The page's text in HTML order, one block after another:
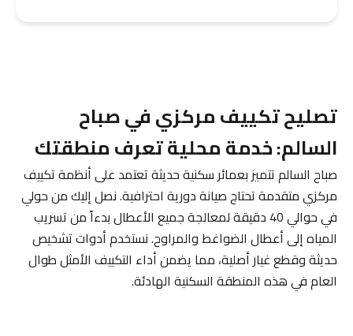
تصليح تكييف مركزي في صباح
السالم: خدمة محلية تعرف منطقتك
صباح السالم تتميز بعمائر سكنية حديثة تعتمد على أنظمة تكييف
مركزي متقدمة تحتاج صيانة دورية احترافية. نصل إليك من حولي
في حوالي 40 دقيقة لمعالجة جميع الأعطال بدءاً من تسريب
المياه إلى أعطال الضواغط والمراوح. نستخدم أدوات تشخيص
حديثة وقطع غيار أصلية، مما يضمن أداء التكييف الأمثل طوال
العام في هذه المنطقة السكنية الهادئة.